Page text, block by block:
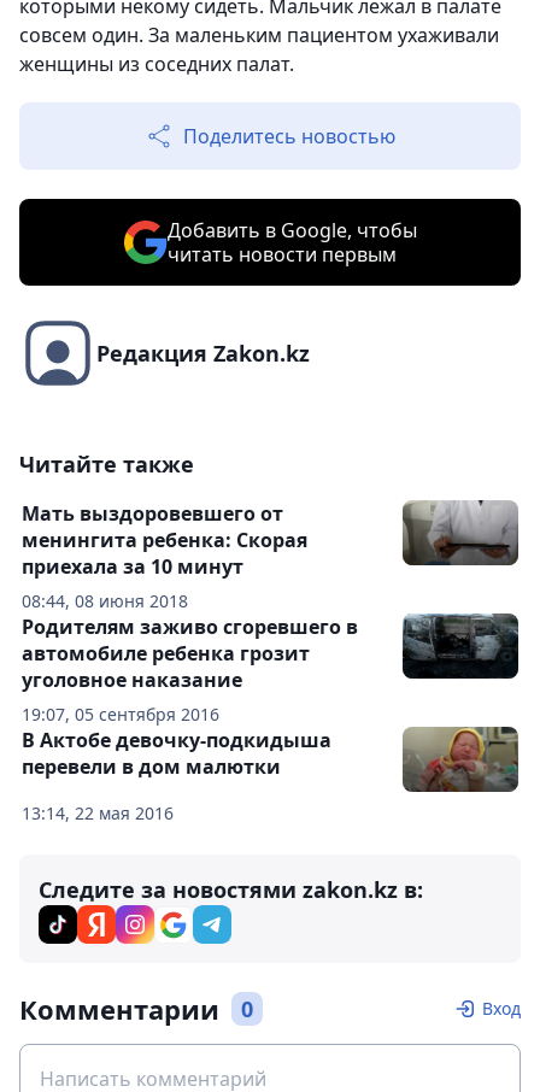
которыми некому сидеть. Мальчик лежал в палате
совсем один. За маленьким пациентом ухаживали
женщины из соседних палат.
Поделитесь новостью
Добавить в Google, чтобы
читать новости первым
Редакция Zakon.kz
Читайте также
08:44, 08 июня 2018
Мать выздоровевшего от
менингита ребенка: Скорая
приехала за 10 минут
19:07, 05 сентября 2016
Родителям заживо сгоревшего в
автомобиле ребенка грозит
уголовное наказание
13:14, 22 мая 2016
В Актобе девочку-подкидыша
перевели в дом малютки
Следите за новостями zakon.kz в:
Комментарии 0 Вход